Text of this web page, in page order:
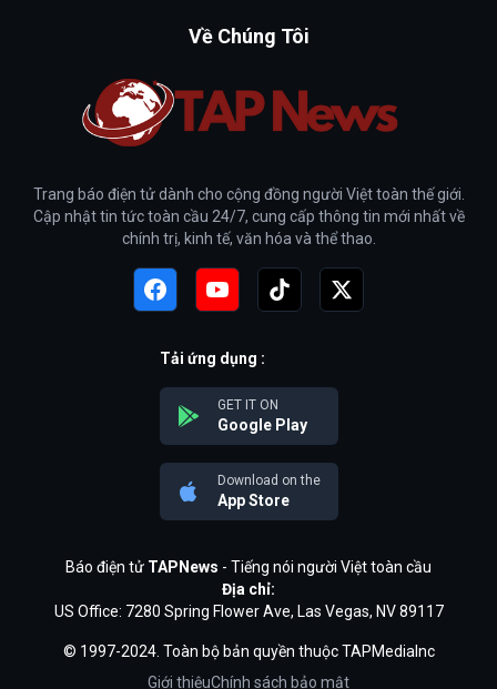
Về Chúng Tôi
Trang báo điện tử dành cho cộng đồng người Việt toàn thế giới.
Cập nhật tin tức toàn cầu 24/7, cung cấp thông tin mới nhất về
chính trị, kinh tế, văn hóa và thể thao.
Tải ứng dụng :
GET IT ON
Google Play
Download on the
App Store
Báo điện tử TAPNews - Tiếng nói người Việt toàn cầu
Địa chỉ:
US Office: 7280 Spring Flower Ave, Las Vegas, NV 89117
© 1997-2024. Toàn bộ bản quyền thuộc TAPMediaInc
Giới thiệuChính sách bảo mật